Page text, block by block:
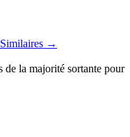
Similaires →